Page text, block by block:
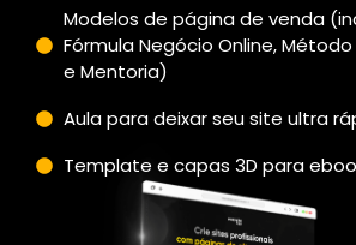
Modelos de página de venda
Fórmula Negócio Online,
e Mentoria)
Aula para deixar seu site ultra
Template e capas 3D para